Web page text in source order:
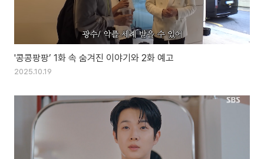
'콩콩팡팡’ 1화 속 숨겨진 이야기와 2화 예고
2025.10.19